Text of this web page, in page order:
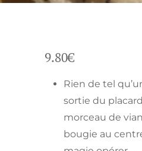
9.80€
Rien de tel
sortie du
morceau de
bougie au